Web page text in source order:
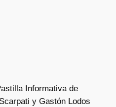
Informativa de
y Gastón Lodos